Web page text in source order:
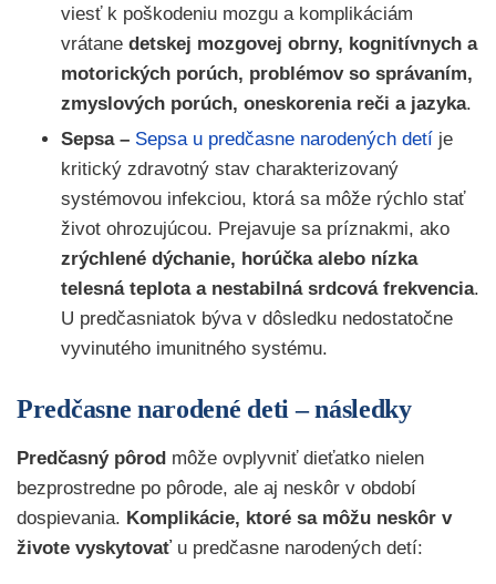
viesť k poškodeniu mozgu a komplikáciám
vrátane detskej mozgovej obrny, kognitívnych a
motorických porúch, problémov so správaním,
zmyslových porúch, oneskorenia reči a jazyka.
Sepsa – Sepsa u predčasne narodených detí je
kritický zdravotný stav charakterizovaný
systémovou infekciou, ktorá sa môže rýchlo stať
život ohrozujúcou. Prejavuje sa príznakmi, ako
zrýchlené dýchanie, horúčka alebo nízka
telesná teplota a nestabilná srdcová frekvencia.
U predčasniatok býva v dôsledku nedostatočne
vyvinutého imunitného systému.
Predčasne narodené deti – následky
Predčasný pôrod môže ovplyvniť dieťatko nielen
bezprostredne po pôrode, ale aj neskôr v období
dospievania. Komplikácie, ktoré sa môžu neskôr v
živote vyskytovať u predčasne narodených detí: